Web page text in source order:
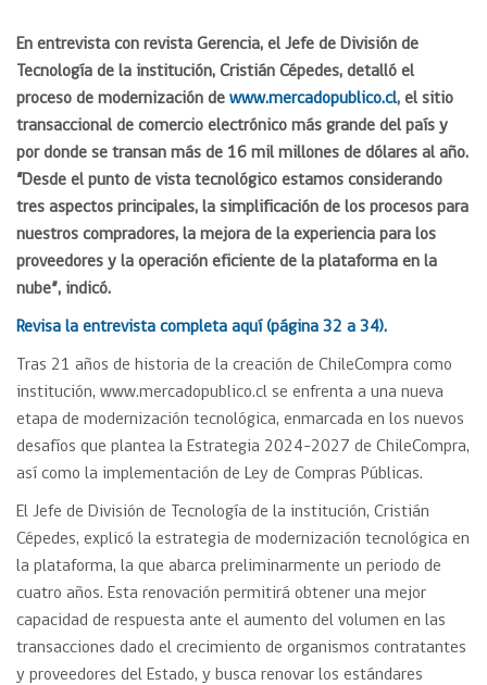
En entrevista con revista Gerencia, el Jefe de División de
Tecnología de la institución, Cristián Cépedes, detalló el
proceso de modernización de www.mercadopublico.cl, el sitio
transaccional de comercio electrónico más grande del país y
por donde se transan más de 16 mil millones de dólares al año.
“Desde el punto de vista tecnológico estamos considerando
tres aspectos principales, la simplificación de los procesos para
nuestros compradores, la mejora de la experiencia para los
proveedores y la operación eficiente de la plataforma en la
nube”, indicó.
Revisa la entrevista completa aquí (página 32 a 34).
Tras 21 años de historia de la creación de ChileCompra como
institución, www.mercadopublico.cl se enfrenta a una nueva
etapa de modernización tecnológica, enmarcada en los nuevos
desafíos que plantea la Estrategia 2024-2027 de ChileCompra,
así como la implementación de Ley de Compras Públicas.
El Jefe de División de Tecnología de la institución, Cristián
Cépedes, explicó la estrategia de modernización tecnológica en
la plataforma, la que abarca preliminarmente un periodo de
cuatro años. Esta renovación permitirá obtener una mejor
capacidad de respuesta ante el aumento del volumen en las
transacciones dado el crecimiento de organismos contratantes
y proveedores del Estado, y busca renovar los estándares